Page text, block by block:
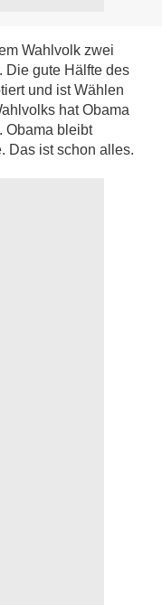
Wahlvolk zwei
Die gute Hälfte des
und ist Wählen
hat Obama
Obama bleibt
Das ist schon alles.